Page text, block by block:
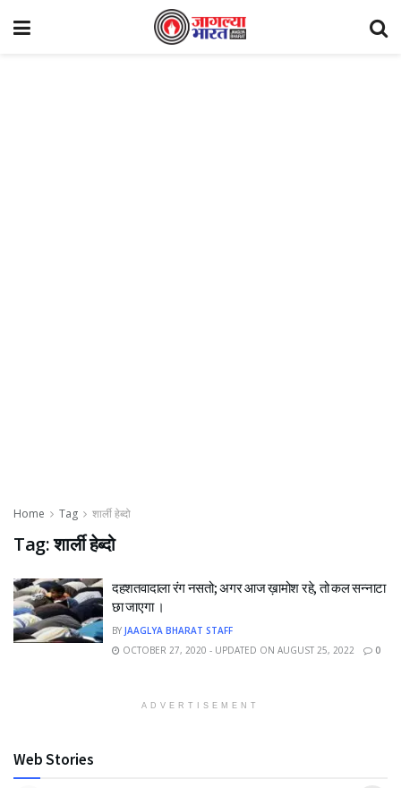
Home Tag शार्ली हेब्दो
Tag:शार्ली हेब्दो
दहशतवादाला रंग नसतो; अगर आज ख़ामोश रहे, तो कल सन्नाटा
छा जाएगा ।
BY JAAGLYA BHARAT STAFF
OCTOBER 27, 2020 - UPDATED ON AUGUST 25, 2022
0
ADVERTISEMENT
Web Stories